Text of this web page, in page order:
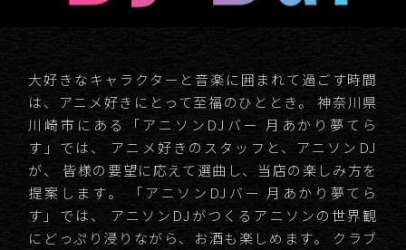
大好きなキャラクターと音楽に囲まれて過ごす時間
は、アニメ好きにとって至福のひととき。
神奈川県
川崎市にある「アニソンDJバー 月あかり夢てら
す」では、
アニメ好きのスタッフと、アニソンDJ
が、
皆様の要望に応えて選曲し、当店の楽しみ方を
提案します。
「アニソンDJバー 月あかり夢てら
す」では、
アニソンDJがつくるアニソンの世界観
にどっぷり浸りながら、お酒も楽しめます。
クラブ